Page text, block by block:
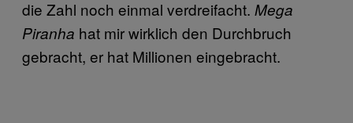
die Zahl noch einmal verdreifacht. Mega
Piranha hat mir wirklich den Durchbruch
gebracht, er hat Millionen eingebracht.